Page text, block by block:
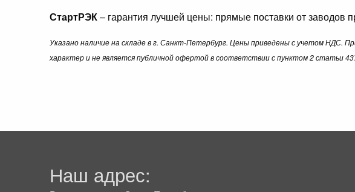
СтартРЭК– гарантия лучшей цены: прямые поставки от заводов
Указано наличие на складе в г. Санкт-Петербург. Цены приведены с учетом НДС.
характер и не является публичной офертой в соответствии с пунктом 2 статьи
Наш адрес: